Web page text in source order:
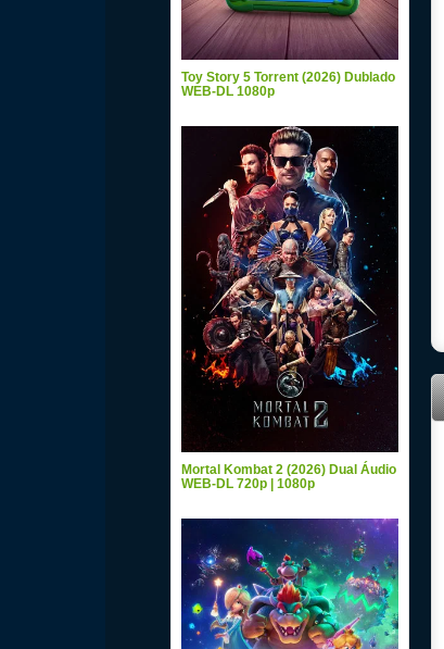
Toy Story 5 Torrent (2026) Dublado
WEB-DL 1080p
Mortal Kombat 2 (2026) Dual Áudio
WEB-DL 720p | 1080p